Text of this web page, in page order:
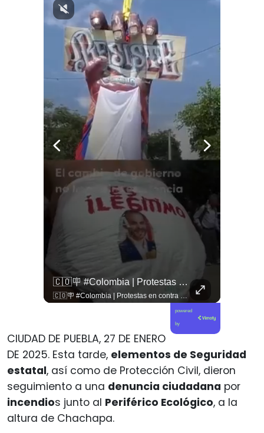
🇨🇴🪧 #Colombia | Protestas En Contra De La Toma De Posesión De Abelardo Son Lideradas Por Iván Cepeda
🇨🇴🪧 #Colombia | Protestas en contra de la toma de posesión de Abelardo son lideradas por Iván Cepeda
powered
by
CIUDAD DE PUEBLA, 27 DE ENERO
DE 2025. Esta tarde, elementos de Seguridad
estatal, así como de Protección Civil, dieron
seguimiento a una denuncia ciudadana por
incendios junto al Periférico Ecológico, a la
altura de Chachapa.